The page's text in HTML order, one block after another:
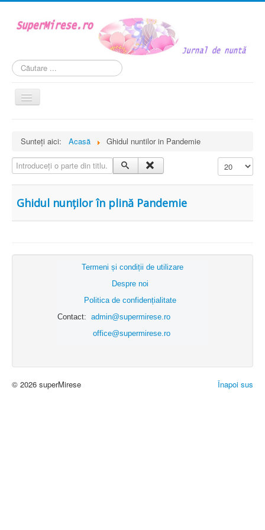
Căutare
...
Comută
navigarea
Mireasa
Personaje si roluri
Weddstyle
În cuplu
Sunteți aici: Acasă
Ghidul nuntilor in Pandemie
Introduceți o parte din titlu.
Afișare #
Ghidul nunților în plină Pandemie
Termeni și condiții de utilizare
Despre noi
Politica de confidențialitate
Contact: admin@supermirese.ro
office@supermirese.ro
Înapoi sus
© 2026 superMirese